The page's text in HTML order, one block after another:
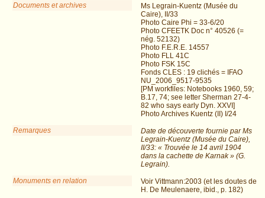
Documents et archives
Ms Legrain-Kuentz (Musée du
Caire), II/33
Photo Caire Phi = 33-6/20
Photo CFEETK Doc n° 40526 (=
nég. 52132)
Photo F.E.R.E. 14557
Photo FLL 41C
Photo FSK 15C
Fonds CLES : 19 clichés = IFAO
NU_2006_9517-9535
[PM workfiles: Notebooks 1960, 59;
B.17, 74; see letter Sherman 27-4-
82 who says early Dyn. XXVI]
Photo Archives Kuentz (II) I/24
Remarques
Date de découverte fournie par Ms
Legrain-Kuentz (Musée du Caire),
II/33: « Trouvée le 14 avril 1904
dans la cachette de Karnak » (G.
Legrain).
Monuments en relation
Voir Vittmann:2003 (et les doutes de
H. De Meulenaere, ibid., p. 182)